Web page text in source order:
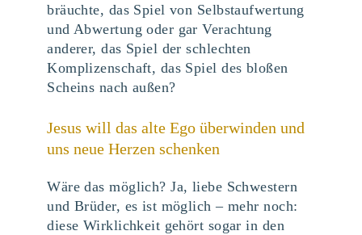
bräuchte, das Spiel von Selbstaufwertung
und Abwertung oder gar Verachtung
anderer, das Spiel der schlechten
Komplizenschaft, das Spiel des bloßen
Scheins nach außen?
Jesus will das alte Ego überwinden und
uns neue Herzen schenken
Wäre das möglich? Ja, liebe Schwestern
und Brüder, es ist möglich – mehr noch:
diese Wirklichkeit gehört sogar in den